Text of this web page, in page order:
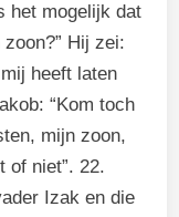
het mogelijk dat
Hij zei:
heeft laten
“Kom toch
mijn zoon,
of niet”. 22.
Izak en die